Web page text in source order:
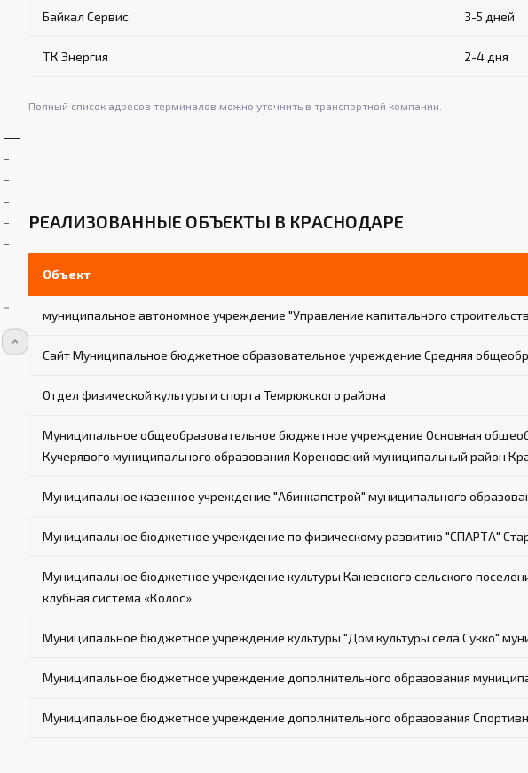
Байкал Сервис 3-5 дней
ТК Энергия 2-4 дня
Полный список адресов терминалов можно уточнить в транспортной компании.
РЕАЛИЗОВАННЫЕ ОБЪЕКТЫ В КРАСНОДАРЕ
Объект
муниципальное автономное учреждение "Управление капитального
Сайт Муниципальное бюджетное образовательное учреждение Средняя
Отдел физической культуры и спорта Темрюкского района
Муниципальное общеобразовательное бюджетное учреждение Основная
Кучерявого муниципального образования Кореновский муниципальный район
Муниципальное казенное учреждение "Абинкапстрой" муниципального
Муниципальное бюджетное учреждение по физическому развитию "СПАРТА"
Муниципальное бюджетное учреждение культуры Каневского сельского
клубная система «Колос»
Муниципальное бюджетное учреждение культуры "Дом культуры села Сукко"
Муниципальное бюджетное учреждение дополнительного образования
Муниципальное бюджетное учреждение дополнительного образования